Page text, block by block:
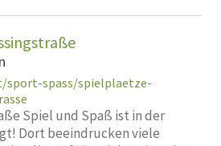
spass/spielplaetze-
Spiel und Spaß ist in der
Dort beeindrucken viele